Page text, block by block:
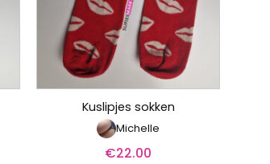
Kuslipjes sokken
Michelle
€22.00